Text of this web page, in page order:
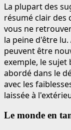
La plupart des
résumé clair des
vous ne
la peine d'être
peuvent être
exemple, le sujet
abordé dans le
avec les
laissée à
Le monde en